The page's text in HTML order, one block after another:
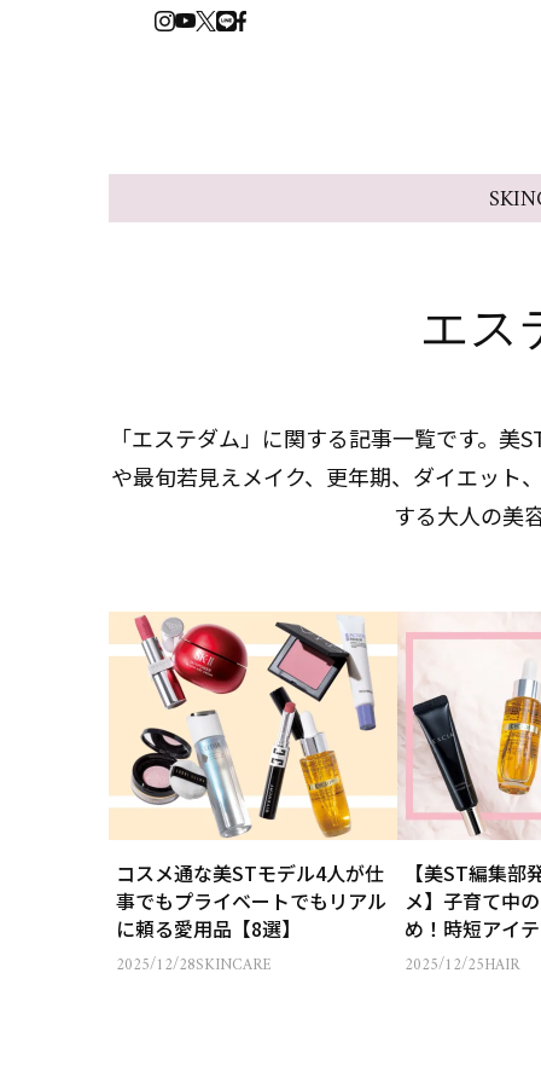
エス
「エステダム」に関する記事一覧です。
や最旬若見えメイク、更年期、ダイエット
する大人の美
コスメ通な美STモデル4人が仕
事でもプライベートでもリアル
に頼る愛用品【8選】
2025/12/28SKINCARE
【美ST編集部
メ】子育て中
め！時短アイ
2025/12/25HAIR